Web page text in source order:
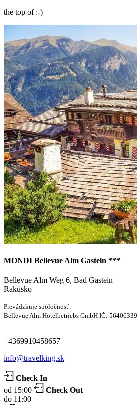
the top of :-)
MONDI Bellevue Alm Gastein ***
Bellevue Alm Weg 6, Bad Gastein
Rakúsko
Prevádzkuje spoločnosť:
Bellevue Alm Hotelbetriebs GmbH IČ: 56406339
+4369910458657
info@travelking.sk
Check In
od 15:00
Check Out
do 11:00